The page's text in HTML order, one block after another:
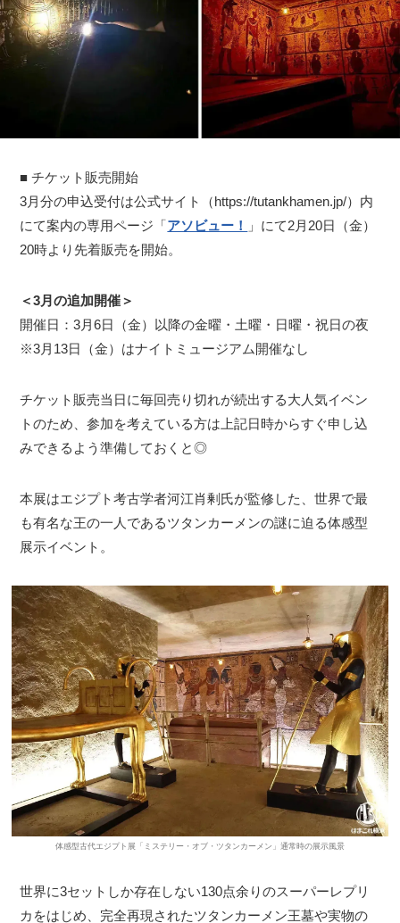
■ チケット販売開始
3月分の申込受付は公式サイト（https://tutankhamen.jp/）内
にて案内の専用ページ「アソビュー！
」にて2月20日（金）
20時より先着販売を開始。
＜3月の追加開催＞
開催日：3月6日（金）以降の金曜・土曜・日曜・祝日の夜
※3月13日（金）はナイトミュージアム開催なし
チケット販売当日に毎回売り切れが続出する大人気イベン
トのため、参加を考えている方は上記日時からすぐ申し込
みできるよう準備しておくと◎
本展はエジプト考古学者河江肖剰氏が監修した、世界で最
も有名な王の一人であるツタンカーメンの謎に迫る体感型
展示イベント。
体感型古代エジプト展「ミステリー・オブ・ツタンカーメン」通常時の展示風景
世界に3セットしか存在しない130点余りのスーパーレプリ
カをはじめ、完全再現されたツタンカーメン王墓や実物の